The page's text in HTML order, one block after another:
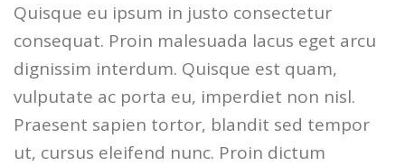
Quisque eu ipsum in justo consectetur
consequat. Proin malesuada lacus eget arcu
dignissim interdum. Quisque est quam,
vulputate ac porta eu, imperdiet non nisl.
Praesent sapien tortor, blandit sed tempor
ut, cursus eleifend nunc. Proin dictum